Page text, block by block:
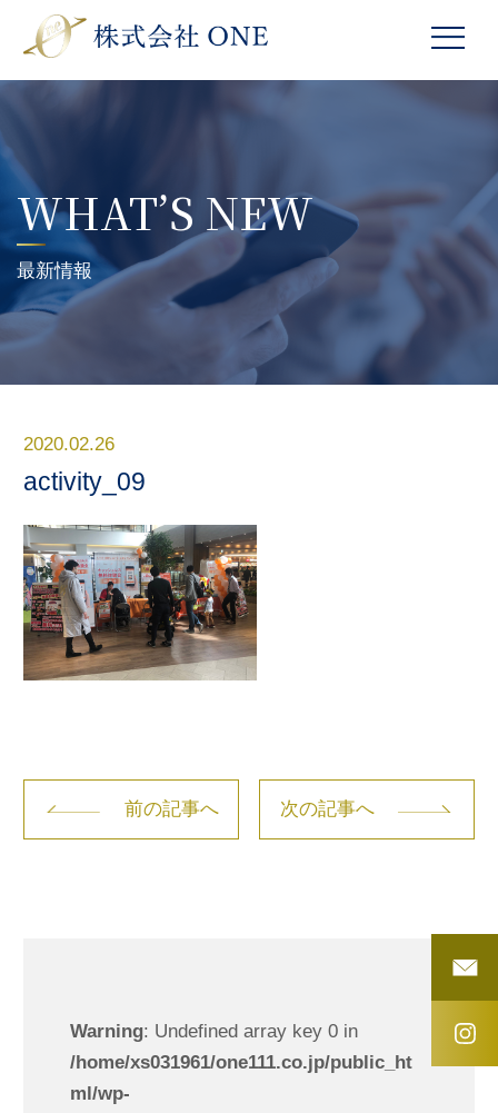
WHAT’S NEW
最新情報
2020.02.26
activity_09
前の記事へ 次の記事へ
Warning: Undefined array key 0 in
/home/xs031961/one111.co.jp/public_ht
ml/wp-